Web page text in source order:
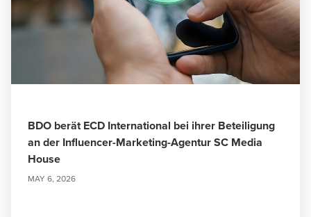
BDO berät ECD International bei ihrer Beteiligung
an der Influencer-Marketing-Agentur SC Media
House
MAY 6, 2026